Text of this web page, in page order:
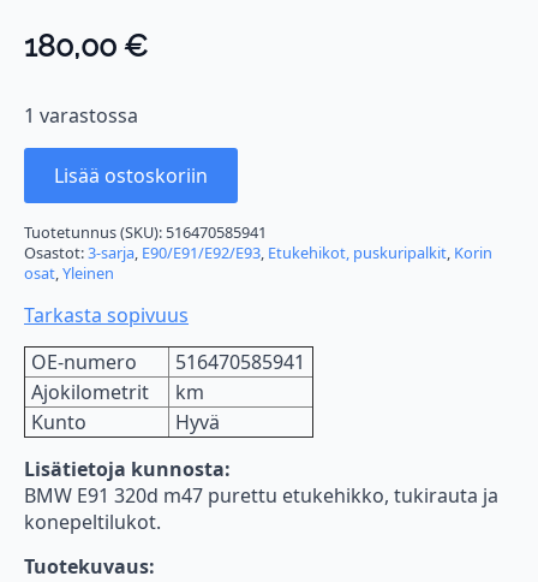
180,00 €
1 varastossa
Lisää ostoskoriin
Tuotetunnus (SKU): 516470585941
Osastot:3-sarja, E90/E91/E92/E93, Etukehikot, puskuripalkit, Korin
osat,Yleinen
Tarkasta sopivuus
OE-numero
516470585941
Ajokilometrit
km
Kunto
Hyvä
Lisätietoja kunnosta:
BMW E91 320d m47 purettu etukehikko, tukirauta ja
konepeltilukot.
Tuotekuvaus: